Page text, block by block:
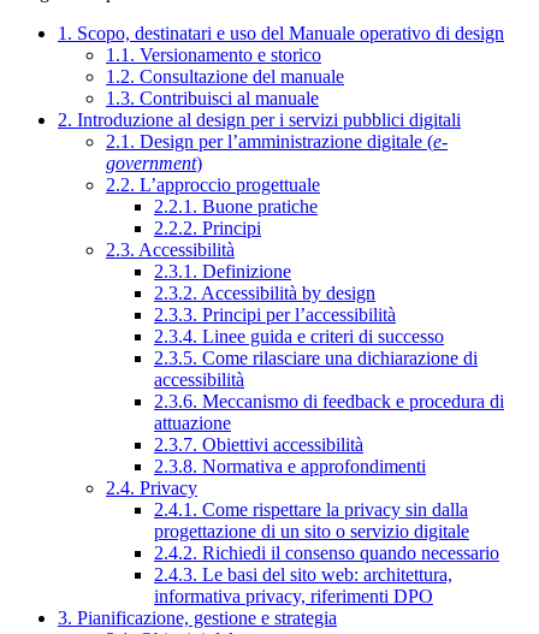
1. Scopo, destinatari e uso del Manuale operativo di design
1.1. Versionamento e storico
1.2. Consultazione del manuale
1.3. Contribuisci al manuale
2. Introduzione al design per i servizi pubblici digitali
2.1. Design per l’amministrazione digitale (e-
government)
2.2. L’approccio progettuale
2.2.1. Buone pratiche
2.2.2. Principi
2.3. Accessibilità
2.3.1. Definizione
2.3.2. Accessibilità by design
2.3.3. Principi per l’accessibilità
2.3.4. Linee guida e criteri di successo
2.3.5. Come rilasciare una dichiarazione di
accessibilità
2.3.6. Meccanismo di feedback e procedura di
attuazione
2.3.7. Obiettivi accessibilità
2.3.8. Normativa e approfondimenti
2.4. Privacy
2.4.1. Come rispettare la privacy sin dalla
progettazione di un sito o servizio digitale
2.4.2. Richiedi il consenso quando necessario
2.4.3. Le basi del sito web: architettura,
informativa privacy, riferimenti DPO
3. Pianificazione, gestione e strategia